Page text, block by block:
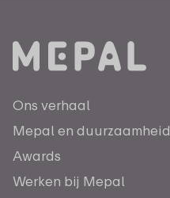
Ons verhaal
Mepal en duurzaamheid
Awards
Werken bij Mepal